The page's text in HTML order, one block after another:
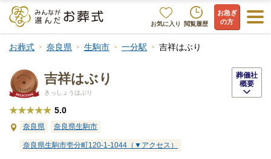
お気に入り 閲覧履歴
お急ぎ
の方
お葬式 奈良県 生駒市 一分駅 吉祥はぶり
吉祥はぶり
きっしょうはぶり
★★★★★ 5.0
奈良県 奈良県生駒市
奈良県生駒市壱分町120-1-1044（▼アクセス）
葬儀社
概要